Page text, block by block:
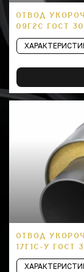
ОТВОД
09Г2С ГОСТ
ОТВОД
17Г1С-У ГОСТ